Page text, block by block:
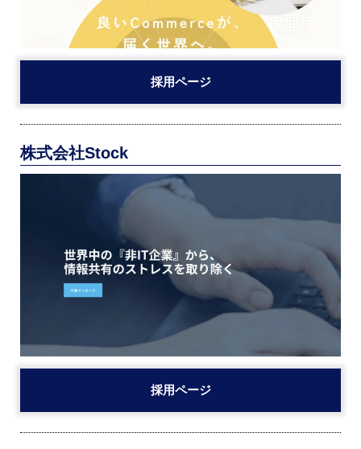
採用ページ
株式会社Stock
採用ページ